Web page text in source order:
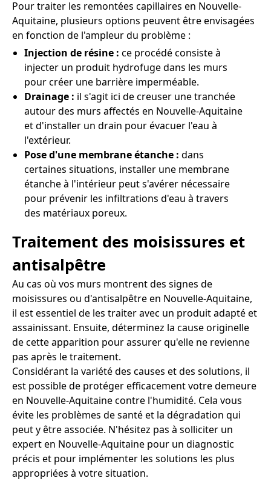
Pour traiter les remontées capillaires en Nouvelle-
Aquitaine, plusieurs options peuvent être envisagées
en fonction de l'ampleur du problème :
Injection de résine : ce procédé consiste à
injecter un produit hydrofuge dans les murs
pour créer une barrière imperméable.
Drainage : il s'agit ici de creuser une tranchée
autour des murs affectés en Nouvelle-Aquitaine
et d'installer un drain pour évacuer l'eau à
l'extérieur.
Pose d'une membrane étanche : dans
certaines situations, installer une membrane
étanche à l'intérieur peut s'avérer nécessaire
pour prévenir les infiltrations d'eau à travers
des matériaux poreux.
Traitement des moisissures et
antisalpêtre
Au cas où vos murs montrent des signes de
moisissures ou d'antisalpêtre en Nouvelle-Aquitaine,
il est essentiel de les traiter avec un produit adapté et
assainissant. Ensuite, déterminez la cause originelle
de cette apparition pour assurer qu'elle ne revienne
pas après le traitement.
Considérant la variété des causes et des solutions, il
est possible de protéger efficacement votre demeure
en Nouvelle-Aquitaine contre l'humidité. Cela vous
évite les problèmes de santé et la dégradation qui
peut y être associée. N'hésitez pas à solliciter un
expert en Nouvelle-Aquitaine pour un diagnostic
précis et pour implémenter les solutions les plus
appropriées à votre situation.